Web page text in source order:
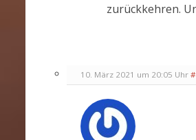
zurückkehren.
10. März 2021 um 20:05 Uhr